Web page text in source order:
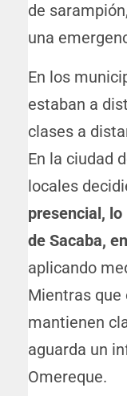
de
una
En los
estaban a
clases a
En la ciudad
locales
presencial,
de Sacaba,
aplicando
Mientras que
mantienen
aguarda un
Omereque.